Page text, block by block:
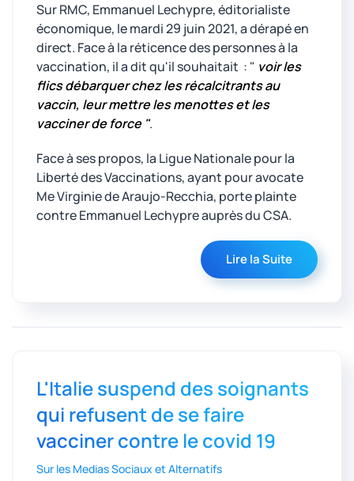
Sur RMC, Emmanuel Lechypre, éditorialiste
économique, le mardi 29 juin 2021, a dérapé en
direct. Face à la réticence des personnes à la
vaccination, il a dit qu'il souhaitait : " voir les
flics débarquer chez les récalcitrants au
vaccin, leur mettre les menottes et les
vacciner de force ".
Face à ses propos, la Ligue Nationale pour la
Liberté des Vaccinations, ayant pour avocate
Me Virginie de Araujo-Recchia, porte plainte
contre Emmanuel Lechypre auprès du CSA.
Lire la Suite
L'Italie suspend des soignants
qui refusent de se faire
vacciner contre le covid 19
Sur les Medias Sociaux et Alternatifs